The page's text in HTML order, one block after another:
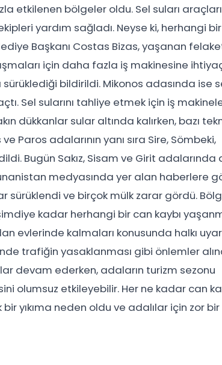
etkilenen bölgeler oldu. Sel suları araçları
yardım sağladı. Neyse ki, herhangi bir
Başkanı Costas Bizas, yaşanan
için daha fazla iş makinesine
sürüklediği bildirildi. Mikonos adasında ise
Sel sularını tahliye etmek için iş
dükkanlar sular altında kalırken, bazı
Paros adalarının yanı sıra Sire, Sömbeki,
Bugün Sakız, Sisam ve Girit adalarında
medyasında yer alan haberlere
sürüklendi ve birçok mülk zarar gördü.
kadar herhangi bir can kaybı
evlerinde kalmaları konusunda halkı
trafiğin yasaklanması gibi önlemler
devam ederken, adaların turizm sezonu
olumsuz etkileyebilir. Her ne kadar can
yıkıma neden oldu ve adalılar için zor bir